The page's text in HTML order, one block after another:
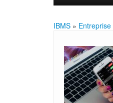
IBMS » Entreprise